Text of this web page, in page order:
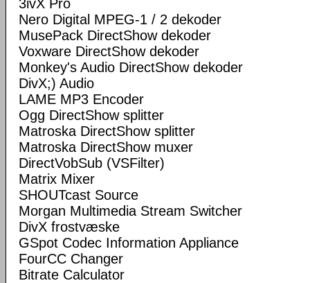
3ivX Pro
Nero Digital MPEG-1 / 2 dekoder
MusePack DirectShow dekoder
Voxware DirectShow dekoder
Monkey's Audio DirectShow dekoder
DivX;) Audio
LAME MP3 Encoder
Ogg DirectShow splitter
Matroska DirectShow splitter
Matroska DirectShow muxer
DirectVobSub (VSFilter)
Matrix Mixer
SHOUTcast Source
Morgan Multimedia Stream Switcher
DivX frostvæske
GSpot Codec Information Appliance
FourCC Changer
Bitrate Calculator